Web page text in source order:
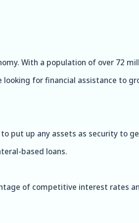
With a population of over 72
for financial assistance to
put up any assets as security to
based loans.
of competitive interest rates